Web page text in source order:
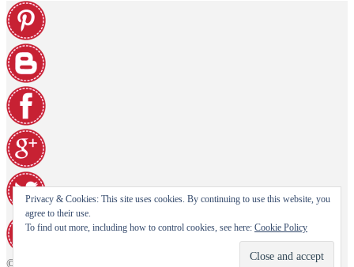
© Paninohome e-shop 2026
Privacy & Cookies: This site uses cookies. By continuing to use this website, you
agree to their use.
To find out more, including how to control cookies, see here: Cookie Policy